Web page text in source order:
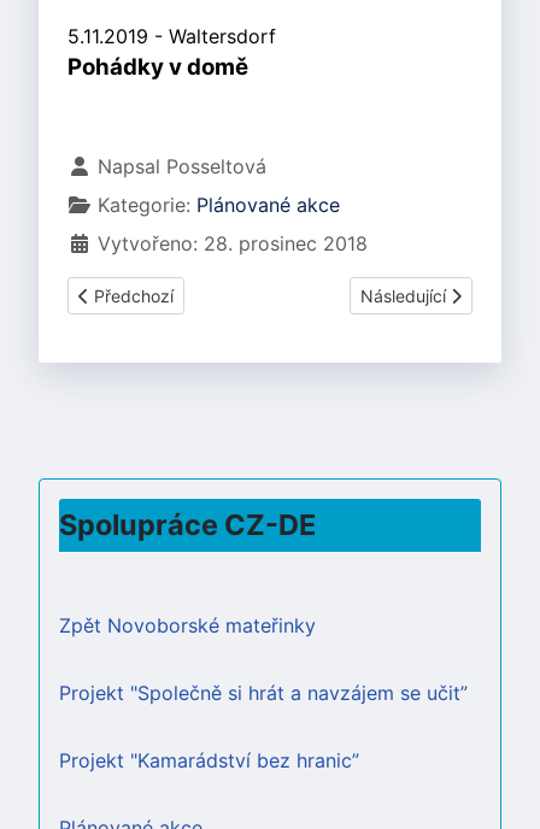
5.11.2019 - Waltersdorf
Pohádky vdomě
Základní údaje
Napsal Posseltová
Kategorie: Plánované akce
Vytvořeno: 28. prosinec 2018
Předchozí článek: KAMARÁDSTVÍ BEZ HRANIC -
Předchozí Další článek:
Následující
Spolupráce CZ-DE
Zpět Novoborské mateřinky
Projekt "Společně si hrát a navzájem se učit”
Projekt "Kamarádství bez hranic”